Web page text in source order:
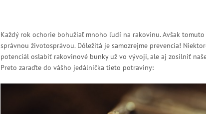
Každý rok ochorie bohužiaľ mnoho ľudí na rakovinu. Avšak
správnou životosprávou. Dôležitá je samozrejme prevencia!
potenciál oslabiť rakovinové bunky už vo vývoji, ale aj zosilniť
Preto zaraďte do vášho jedálnička tieto potraviny: